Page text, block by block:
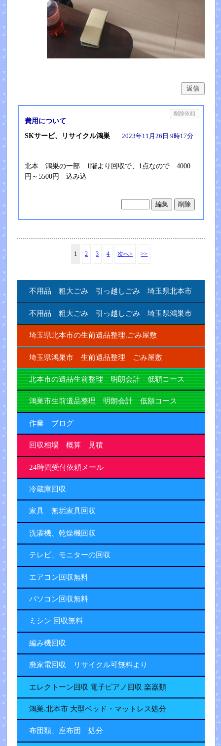
返信
費用について
SKサービ、リサイクル鴻巣
2023年11月26日 9時17分
北本 鴻巣の一部 1階より回収で、1点なので 4000
円～5500円 込み込
削除依頼
1 2 3 4 次へ> >>
不用品 粗大ごみ 引っ越しごみ 埼玉県北本市
不用品 粗大ごみ 引っ越しごみ 埼玉県鴻巣市
埼玉県北本市の生前遺品整理.ごみ屋敷
埼玉県鴻巣市 生前遺品整理 ごみ屋敷
北本市の遺品生前整理 明朗会計 低額コース
鴻巣市生前遺品整理 明朗会計 低額コース
作業 ブログ
回収相場 概算 見積
24時間受付依頼メール
冷蔵庫回収
家具 無垢家具回収
洗濯機、乾燥機回収
テレビ、モニターの回収
エアコン回収無料
パソコン回収無料
ミシン 回収無料
編み機回収
廃家電回収 リサイクル可無料より
エレクトーン回収 電子ピアノ回収 楽器類
鴻巣.北本市 大型ベッド・マットレス処分
布団類、座布団 処分